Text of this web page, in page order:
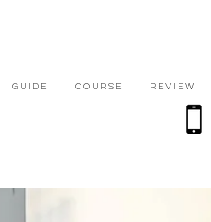
GUIDE COURSE REVIEW